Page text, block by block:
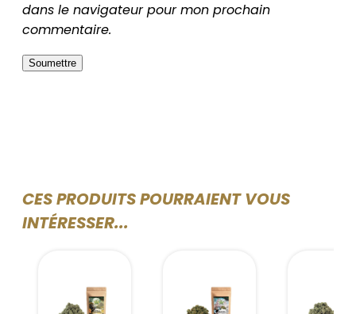
dans le navigateur pour mon prochain
commentaire.
CES PRODUITS POURRAIENT VOUS
INTÉRESSER...